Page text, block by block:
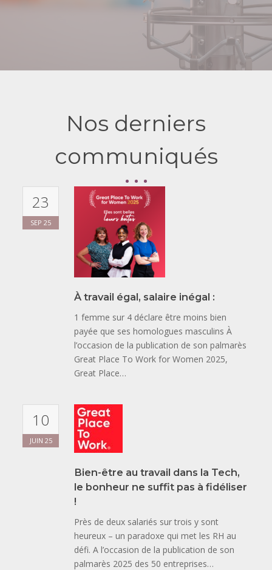
Nos derniers
communiqués
23
SEP 25
À travail égal, salaire inégal :
1 femme sur 4 déclare être moins bien
payée que ses homologues masculins À
l’occasion de la publication de son palmarès
Great Place To Work for Women 2025,
Great Place…
10
JUIN 25
Bien-être au travail dans la Tech,
le bonheur ne suffit pas à fidéliser
!
Près de deux salariés sur trois y sont
heureux – un paradoxe qui met les RH au
défi. A l’occasion de la publication de son
palmarès 2025 des 50 entreprises…